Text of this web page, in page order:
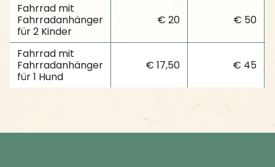
Fahrrad mit
Fahrradanhänger
für 2 Kinder
€ 20 € 50
Fahrrad mit
Fahrradanhänger
für 1 Hund
€ 17,50 € 45